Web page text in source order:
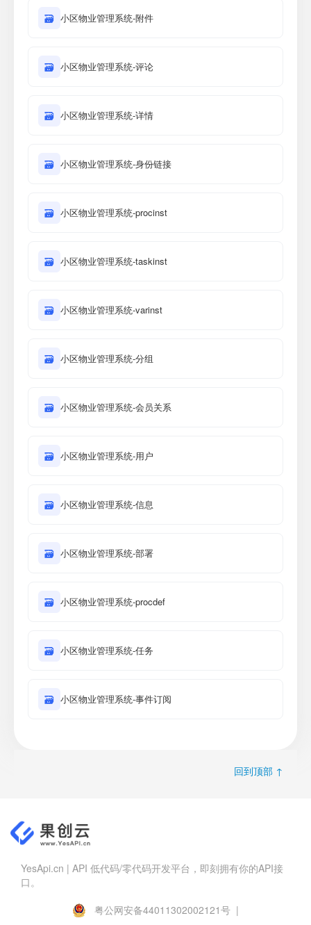
🗃 小区物业管理系统-附件
🗃 小区物业管理系统-评论
🗃 小区物业管理系统-详情
🗃 小区物业管理系统-身份链接
🗃 小区物业管理系统-procinst
🗃 小区物业管理系统-taskinst
🗃 小区物业管理系统-varinst
🗃 小区物业管理系统-分组
🗃 小区物业管理系统-会员关系
🗃 小区物业管理系统-用户
🗃 小区物业管理系统-信息
🗃 小区物业管理系统-部署
🗃 小区物业管理系统-procdef
🗃 小区物业管理系统-任务
🗃 小区物业管理系统-事件订阅
回到顶部 ↑
YesApi.cn | API 低代码/零代码开发平台，即刻拥有你的API接
口。
粤公网安备44011302002121号 |